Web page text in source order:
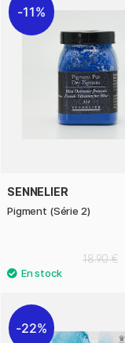
11%
SENNELIER
Pigment (Série 2)
18.90 €
22%